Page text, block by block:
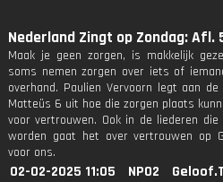
Nederland Zingt op Zondag: Afl.
Maak je geen zorgen, is makkelijk
soms nemen zorgen over iets of
overhand. Paulien Vervoorn legt aan
Matteüs 6 uit hoe die zorgen plaats
voor vertrouwen. Ook in de liederen die
worden gaat het over vertrouwen op
voor ons.
02-02-2025 11:05 NPO2